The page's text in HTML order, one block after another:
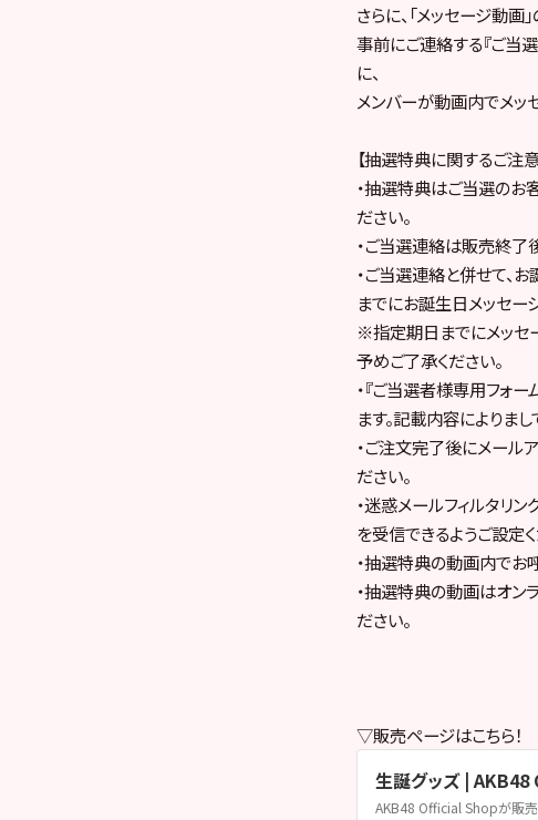
さらに、「メッセージ動
事前にご連絡する『ご当
に、
メンバーが動画内でメ
【抽選特典に関するご注
・抽選特典はご当選のお
ださい。
・ご当選連絡は販売終了
・ご当選連絡と併せて、
までにお誕生日メッセー
※指定期日までにメッセ
予めご了承ください。
・『ご当選者様専用フォ
ます。記載内容によりま
・ご注文完了後にメール
ださい。
・迷惑メールフィルタリ
を受信できるようご設定く
・抽選特典の動画内でお
・抽選特典の動画はオン
ださい。
▽販売ページはこちら！
生誕グッズ |